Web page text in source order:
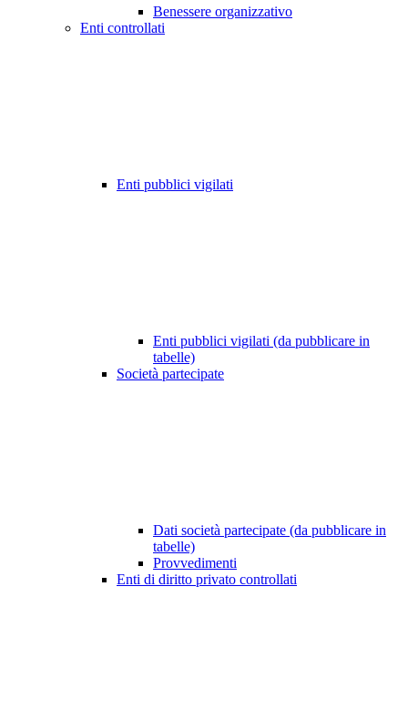
Benessere organizzativo
Enti controllati
Enti pubblici vigilati
Enti pubblici vigilati (da pubblicare in
tabelle)
Società partecipate
Dati società partecipate (da pubblicare in
tabelle)
Provvedimenti
Enti di diritto privato controllati